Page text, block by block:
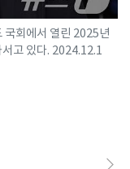
국회에서 열린 2025년
고 있다. 2024.12.1